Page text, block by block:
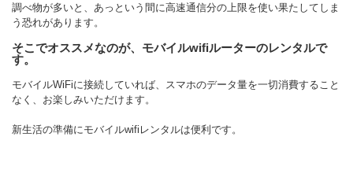
調べ物が多いと、あっという間に高速通信分の上限を使い果たしてしま
う恐れがあります。
そこでオススメなのが、モバイルwifiルーターのレンタルで
す。
モバイルWiFiに接続していれば、スマホのデータ量を一切消費すること
なく、お楽しみいただけます。
新生活の準備にモバイルwifiレンタルは便利です。